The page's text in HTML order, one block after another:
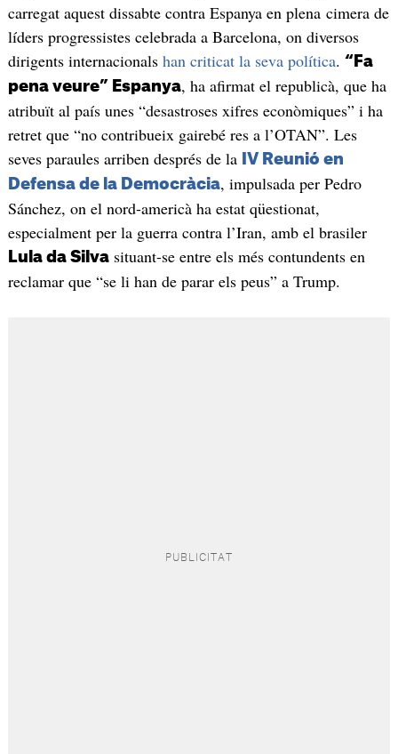
carregat aquest dissabte contra Espanya en plena cimera de
líders progressistes celebrada a Barcelona, on diversos
dirigents internacionals han criticat la seva política. “Fa
pena veure” Espanya, ha afirmat el republicà, que ha
atribuït al país unes “desastroses xifres econòmiques” i ha
retret que “no contribueix gairebé res a l’OTAN”. Les
seves paraules arriben després de la
IV Reunió en
Defensa de la Democràcia, impulsada per Pedro
Sánchez, on el nord-americà ha estat qüestionat,
especialment per la guerra contra l’Iran, amb el brasiler
Lula da Silvasituant-se entre els més contundents en
reclamar que “se li han de parar els peus” a Trump.